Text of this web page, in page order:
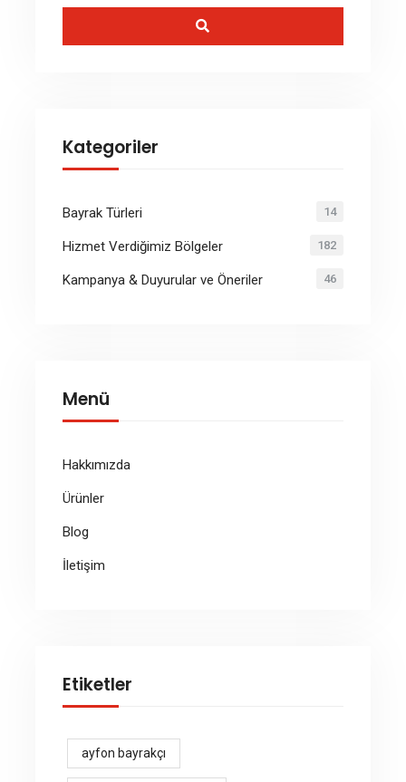
Kategoriler
Bayrak Türleri 14
Hizmet Verdiğimiz Bölgeler 182
Kampanya & Duyurular ve Öneriler 46
Menü
Hakkımızda
Ürünler
Blog
İletişim
Etiketler
ayfon bayrakçı